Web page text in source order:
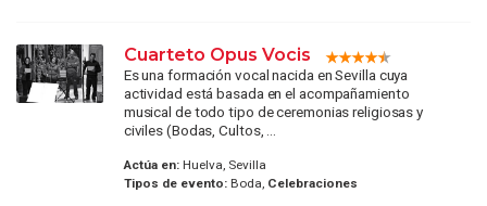
Cuarteto Opus Vocis
Es una formación vocal nacida en Sevilla cuya
actividad está basada en el acompañamiento
musical de todo tipo de ceremonias religiosas y
civiles (Bodas, Cultos, ...
Actúa en:Huelva, Sevilla
Tipos de evento:Boda, Celebraciones